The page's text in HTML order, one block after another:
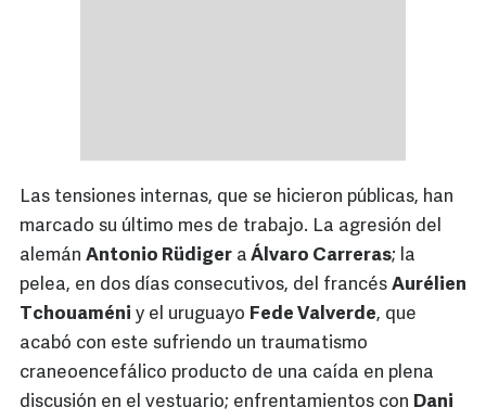
Las tensiones internas, que se hicieron públicas, han
marcado su último mes de trabajo. La agresión del
alemán Antonio Rüdiger a Álvaro Carreras; la
pelea, en dos días consecutivos, del francés Aurélien
Tchouaméni y el uruguayo Fede Valverde, que
acabó con este sufriendo un traumatismo
craneoencefálico producto de una caída en plena
discusión en el vestuario; enfrentamientos con Dani